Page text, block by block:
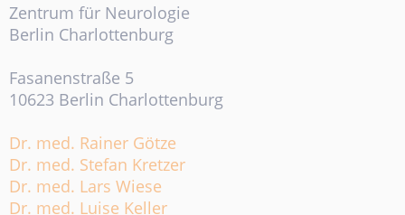
Zentrum für Neurologie
Berlin Charlottenburg
Fasanenstraße 5
10623 Berlin Charlottenburg
Dr. med. Rainer Götze
Dr. med. Stefan Kretzer
Dr. med. Lars Wiese
Dr. med. Luise Keller